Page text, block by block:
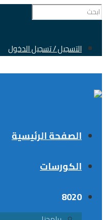
التسجيل / تسجيل الدخول
الصفحة الرئيسية
الكورسات
8020